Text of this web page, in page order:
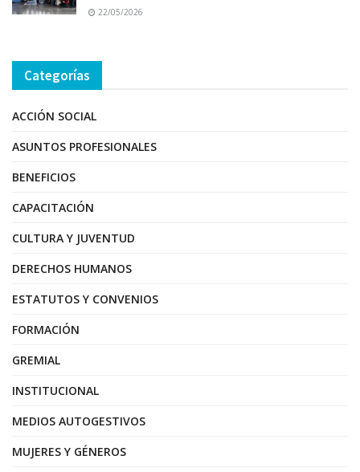
22/05/2026
Categorías
ACCIÓN SOCIAL
ASUNTOS PROFESIONALES
BENEFICIOS
CAPACITACIÓN
CULTURA Y JUVENTUD
DERECHOS HUMANOS
ESTATUTOS Y CONVENIOS
FORMACIÓN
GREMIAL
INSTITUCIONAL
MEDIOS AUTOGESTIVOS
MUJERES Y GÉNEROS